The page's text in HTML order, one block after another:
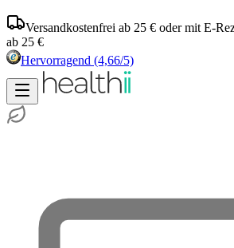
Versandkostenfrei ab 25 € oder mit E-
ab 25 €
Hervorragend (4,66/5)